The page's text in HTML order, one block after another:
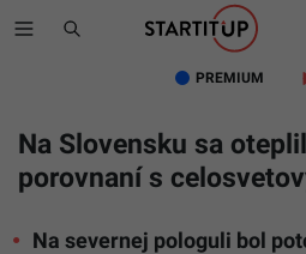
PREMIUM
Na Slovensku sa
porovnaní s
Na severnej pologuli bol